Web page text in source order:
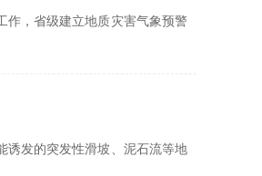
作，省级建立地质灾害气象预警
诱发的突发性滑坡、泥石流等地